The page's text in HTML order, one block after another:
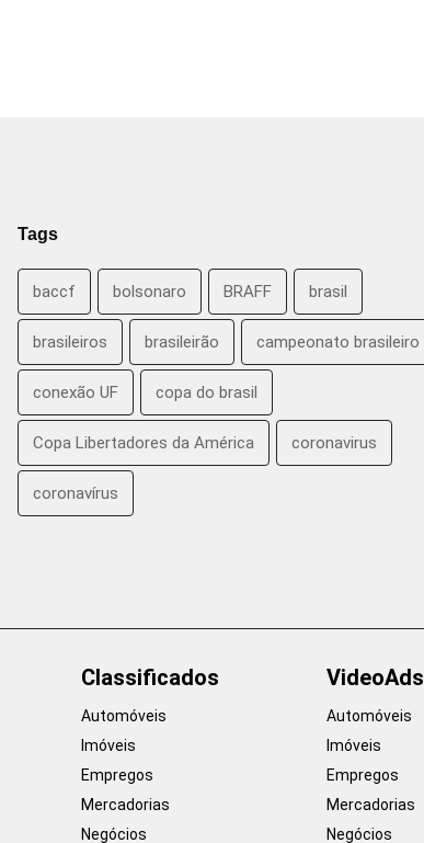
Tags
baccf bolsonaro BRAFF brasil
brasileiros brasileirão campeonato brasileiro
conexão UF copa do brasil
Copa Libertadores da América coronavirus
coronavírus
Classificados
Automóveis
Imóveis
Empregos
Mercadorias
Negócios
VideoAds
Automóveis
Imóveis
Empregos
Mercadorias
Negócios